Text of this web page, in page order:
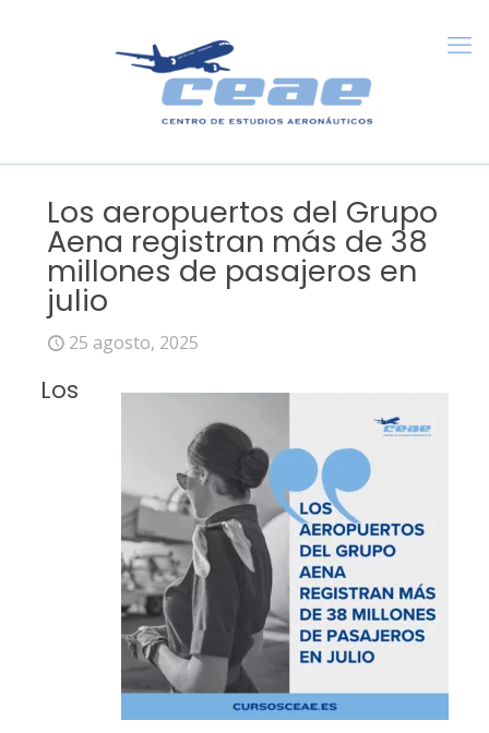
Los aeropuertos del Grupo
Aena registran más de 38
millones de pasajeros en
julio
25 agosto, 2025
Los